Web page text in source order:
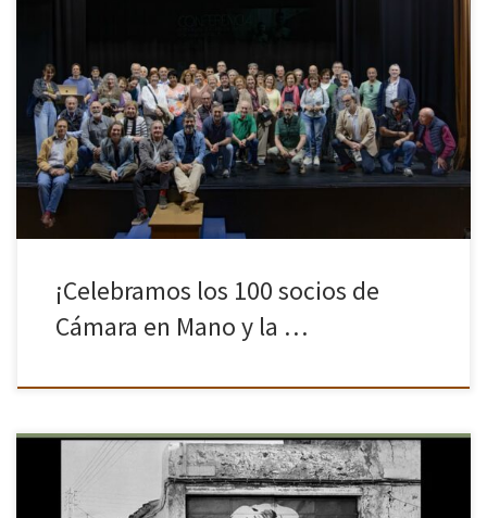
El próximo viernes 19 de junio viviremos una jornada muy especial
en Cámara en Mano. Coincidiendo con la entrega de premios del
Reto Extraordinario de este año, celebraremos también haber
[…]
¡Celebramos los 100 socios de
Cámara en Mano y la …